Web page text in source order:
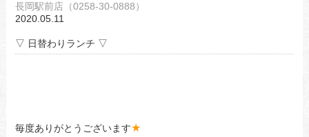
長岡駅前店（0258-30-0888）
2020.05.11
▽ 日替わりランチ ▽
毎度ありがとうございます★